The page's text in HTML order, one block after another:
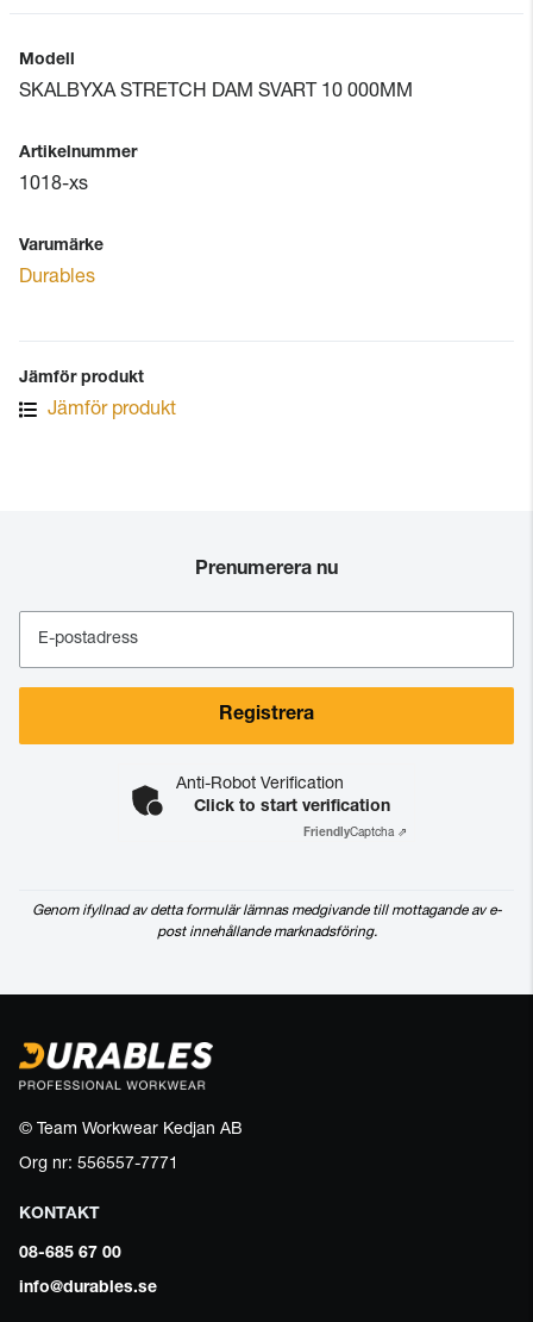
Modell
SKALBYXA STRETCH DAM SVART 10 000MM
Artikelnummer
1018-xs
Varumärke
Durables
Jämför produkt
Jämför produkt
Prenumerera nu
E-postadress
Registrera
Anti-Robot Verification
Click to start verification
FriendlyCaptcha ⇗
Genom ifyllnad av detta formulär lämnas medgivande till mottagande av e-
post innehållande marknadsföring.
© Team Workwear Kedjan AB
Org nr: 556557-7771
KONTAKT
08-685 67 00
info@durables.se